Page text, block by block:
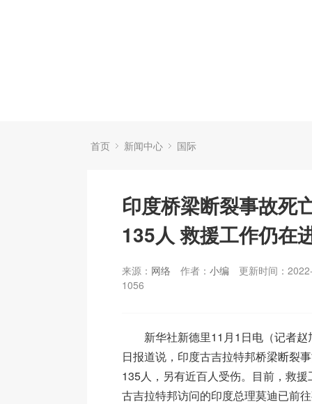
首页 新闻中心 国际
印度桥梁断裂事故死
135人 救援工作仍在
来源： 网络 作者： 小编
更新时间：
1056
新华社新德里11月1日电（记者赵
日报道说，印度古吉拉特邦桥梁断裂
135人，另有近百人受伤。目前，救
古吉拉特邦访问的印度总理莫迪已前